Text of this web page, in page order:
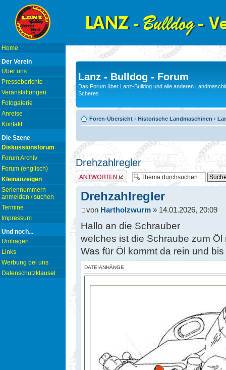
Home
Der Verein
Über uns
Presseberichte
Veranstaltungen
Fotogalerie
Anreise
Kontakt
Die Szene
Diskussionsforum
Forum Archiv
Forum (englisch)
Kleinanzeigen
Seriennummern
anmelden / suchen
Termine
Impressum
Und noch...
Umfragen
Links
Werbung bei uns
Datenschutzklausel
Lanz - Bulldog - Forum
Das Forum über Lanz-Bulldog und alle anderen
Scheres
Foren-Übersicht ‹ Historische Landmaschinen ‹
Drehzahlregler
Antwort erstellen
Drehzahlregler
von Hartholzwurm » 14.01.2026, 20:09
Hallo an die Schrauber
welches ist die Schraube zum
Was für Öl kommt da rein und
DATEIANHÄNGE